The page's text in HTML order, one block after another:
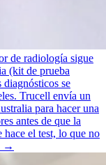
de radiología sigue
(kit de prueba
se
Trucell envía un
para hacer una
antes de que la
el test, lo que no
→